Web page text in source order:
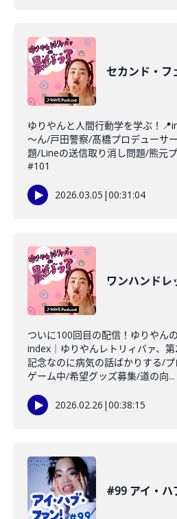
セカンド・フ
ゆりやんと人間行動学を学ぶ！
～ん/戸田警察/髙橋プロデューサ
題/Lineの送信取り消し問題/熊元
#101
2026.03.05 |00:31:04
ワンハンドレ
ついに100回目の配信！ゆりやん
index｜ゆりやんレトリィバァ、
記念なのに病気の話ばかりする/
ゲーム中/希望グッズ募集/道の向...
2026.02.26 |00:38:15
#99 アイ・ハ